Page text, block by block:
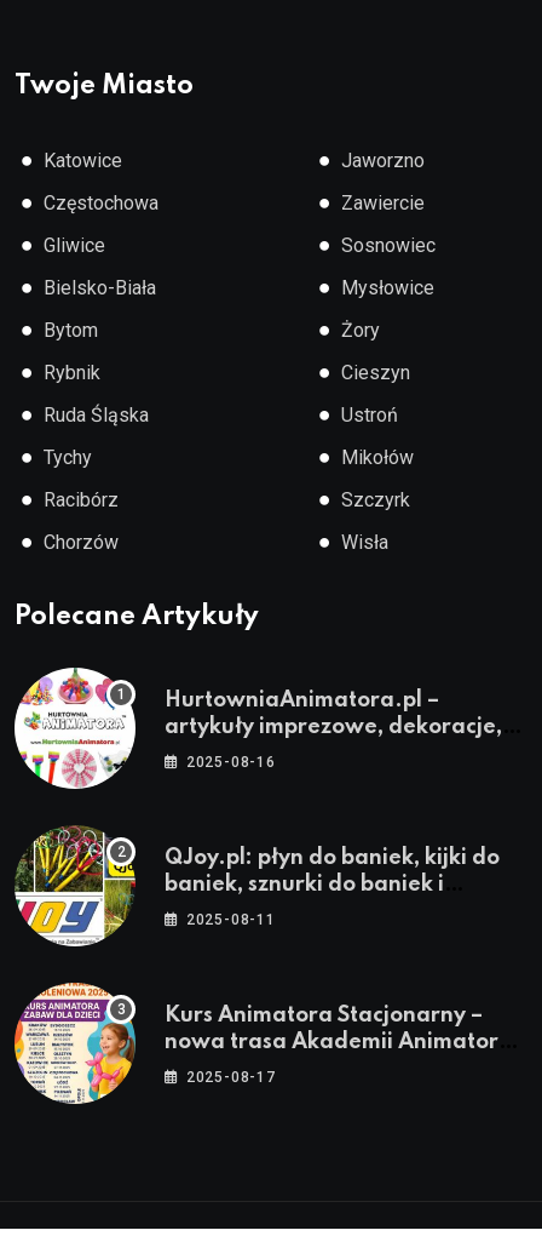
Twoje Miasto
● Katowice
● Częstochowa
● Gliwice
● Bielsko-Biała
● Bytom
● Rybnik
● Ruda Śląska
● Tychy
● Racibórz
● Chorzów
● Jaworzno
● Zawiercie
● Sosnowiec
● Mysłowice
● Żory
● Cieszyn
● Ustroń
● Mikołów
● Szczyrk
● Wisła
Polecane Artykuły
HurtowniaAnimatora.pl –
artykuły imprezowe, dekoracje,
stroje i akcesoria dla animatorów
2025-08-16
QJoy.pl: płyn do baniek, kijki do
baniek, sznurki do baniek i
zestawy do baniek
2025-08-11
Kurs Animatora Stacjonarny –
nowa trasa Akademii Animatora
– jesień 2025
2025-08-17